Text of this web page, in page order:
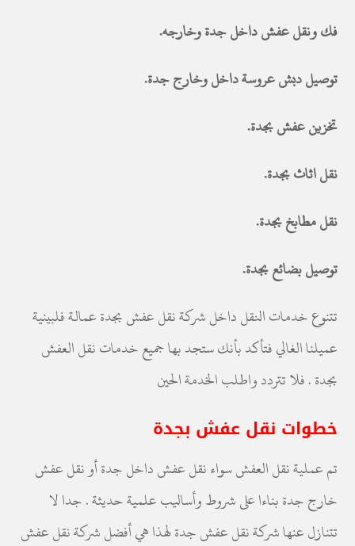
فك ونقل عفش داخل جدة وخارجه.
توصيل دبش عروسة داخل وخارج جدة.
تخزين عفش بجدة.
نقل اثاث بجدة.
نقل مطابخ بجدة.
توصيل بضائع بجدة.
تتنوع خدمات النقل داخل شركة نقل عفش بجدة عمالة فلبينية
عميلنا الغالي فتأكد بأنك ستجد بها جميع خدمات نقل العفش
بجدة . فلا تتردد واطلب الخدمة الحين
خطوات نقل عفش بجدة
تم عملية نقل العفش سواء نقل عفش داخل جدة أو نقل عفش
خارج جدة بناءا على شروط وأساليب علمية حديثة . جدا لا
تتنازل عنها شركة نقل عفش جدة لهذا هي أفضل شركة نقل عفش